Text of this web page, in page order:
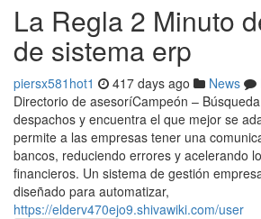
La Regla 2 Minuto
de sistema erp
piersx581hot1 417 days ago News
Directorio de asesoríCampeón –
despachos y encuentra el que mejor se
permite a las empresas tener una
bancos, reduciendo errores y acelerando
financieros. Un sistema de gestión
diseñado para automatizar,
https://elderv470ejo9.shivawiki.com/user